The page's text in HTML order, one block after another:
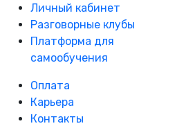
Личный кабинет
Разговорные клубы
Платформа для
самообучения
Оплата
Карьера
Контакты